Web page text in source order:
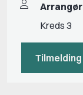
Arrangør
Kreds 3
Tilmelding